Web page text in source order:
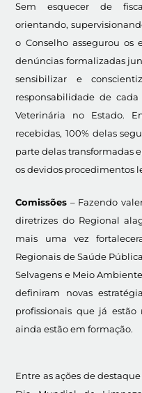
Sem esquecer de
orientando,
o Conselho assegurou os
denúncias formalizadas
sensibilizar e
responsabilidade de
Veterinária no Estado.
recebidas, 100% delas
parte delas transformadas
os devidos procedimentos
Comissões – Fazendo
diretrizes do Regional
mais uma vez
Regionais de Saúde
Selvagens e Meio
definiram novas
profissionais que já
ainda estão em formação.
Entre as ações de